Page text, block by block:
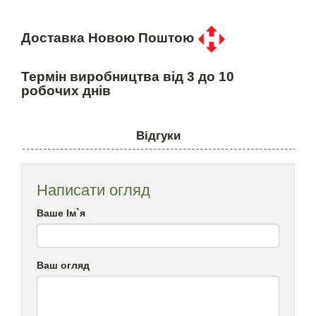
Доставка Новою Поштою
Термін виробництва від 3 до 10
робочих днів
Відгуки
Написати огляд
Ваше Ім`я
Ваш огляд